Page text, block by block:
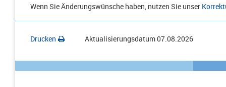
Wenn Sie Änderungswünsche haben, nutzen Sie unser
Drucken Aktualisierungsdatum07.08.2026